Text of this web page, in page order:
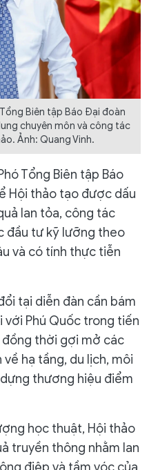
Biên tập Báo Đại đoàn
chuyên môn và công tác
Ảnh: Quang Vinh.
Tổng Biên tập Báo
Hội thảo tạo được dấu
lan tỏa, công tác
đầu tư kỹ lưỡng theo
và có tính thực tiễn
tại diễn đàn cần bám
với Phú Quốc trong tiến
đồng thời gợi mở các
hạ tầng, du lịch, môi
thương hiệu điểm
học thuật, Hội thảo
truyền thông nhằm lan